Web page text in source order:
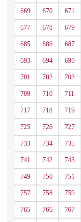
669 670 671
677 678 679
685 686 687
693 694 695
701 702 703
709 710 711
717 718 719
725 726 727
733 734 735
741 742 743
749 750 751
757 758 759
765 766 767